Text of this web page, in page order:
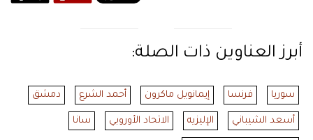
أبرز العناوين ذات الصلة:
سوريا فرنسا إيمانويل ماكرون أحمد الشرع دمشق
أسعد الشيباني الإليزيه الاتحاد الأوروبي سانا